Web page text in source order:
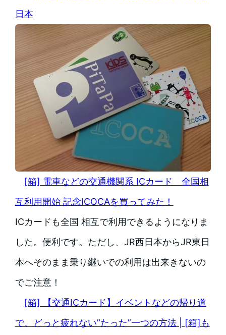
日本
[箱] 電車などの交通機関系 ICカード 全国相
互利用開始 記念ICOCAを買ってみた！
ICカードも全国 相互で利用できるようになりま
した。便利です。ただし、JR西日本からJR東日
本へそのまま乗り継いでの利用は出来きないの
でご注意！
[箱] 【交通ICカード】イベントなどの帰り道
で、どっと疲れない”たった”一つの方法 | [箱]も